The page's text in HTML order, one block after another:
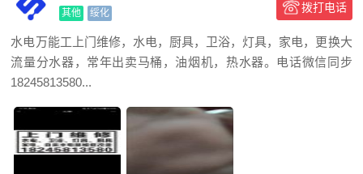
其他 绥化 拨打电话
水电万能工上门维修，水电，厨具，卫浴，灯具，家电，更换大
流量分水器，常年出卖马桶，油烟机，热水器。电话微信同步
18245813580...